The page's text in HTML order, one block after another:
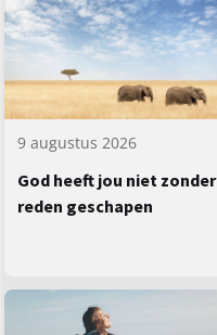
9 augustus 2026
God heeft jou niet zonder
reden geschapen